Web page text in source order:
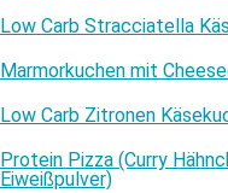
Low Carb Stracciatella
Marmorkuchen mit
Low Carb Zitronen
Protein Pizza (Curry
Eiweißpulver)